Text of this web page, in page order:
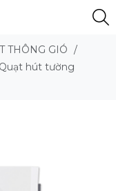
THÔNG GIÓ /
Quạt hút tường